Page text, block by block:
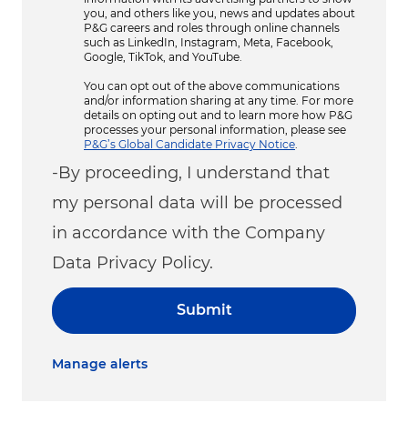
you, and others like you, news and updates about
P&G careers and roles through online channels
such as LinkedIn, Instagram, Meta, Facebook,
Google, TikTok, and YouTube.
You can opt out of the above communications
and/or information sharing at any time. For more
details on opting out and to learn more how P&G
processes your personal information, please see
P&G’s Global Candidate Privacy Notice
-By proceeding, I understand that
my personal data will be processed
in accordance with the Company
Data Privacy Policy.
Submit
Manage alerts